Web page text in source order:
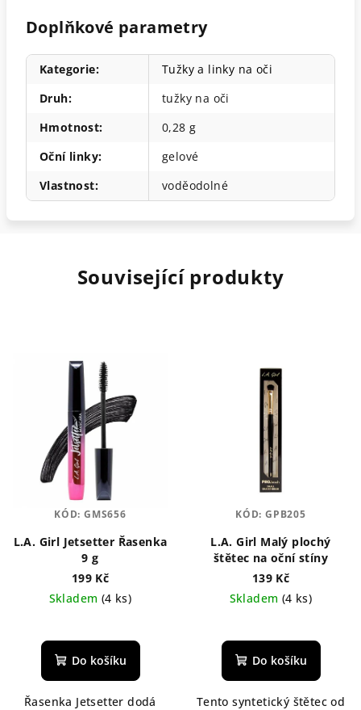
Doplňkové parametry
Kategorie:
Tužky a linky na oči
Druh:
tužky na oči
Hmotnost:
0,28 g
Oční linky:
gelové
Vlastnost: voděodolné
Související produkty
L.A. Girl Jetsetter Řasenka
9 g
199 Kč
Skladem (4 ks)
hodnocení
produktu
z
Do košíku
Řasenka Jetsetter dodá
KÓD:GMS656
L.A. Girl Malý plochý
štětec na oční stíny
139 Kč
Skladem (4 ks)
hodnocení
produktu
z
Do košíku
Tento syntetický štětec od
KÓD:GPB205